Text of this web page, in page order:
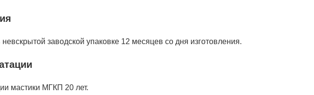
заводской упаковке 12 месяцев со дня изготовления.
мастики МГКП 20 лет.